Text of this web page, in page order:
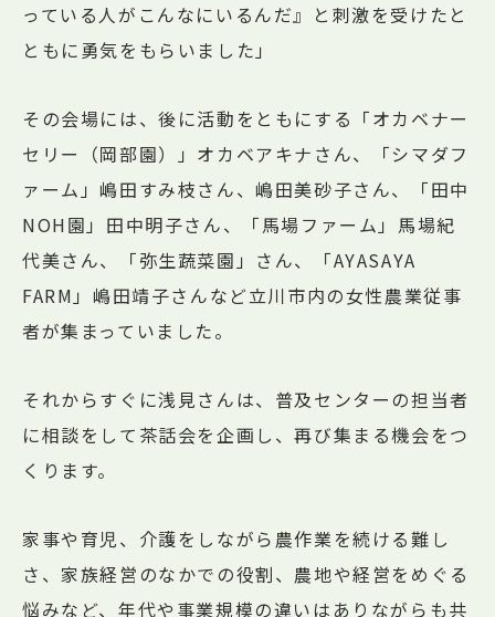
っている人がこんなにいるんだ』と刺激を受けたと
ともに勇気をもらいました」
その会場には、後に活動をともにする「オカベナー
セリー（岡部園）」オカベアキナさん、「シマダフ
ァーム」嶋田すみ枝さん、嶋田美砂子さん、「田中
NOH園」田中明子さん、「馬場ファーム」馬場紀
代美さん、「弥生蔬菜園」さん、「AYASAYA
FARM」嶋田靖子さんなど立川市内の女性農業従事
者が集まっていました。
それからすぐに浅見さんは、普及センターの担当者
に相談をして茶話会を企画し、再び集まる機会をつ
くります。
家事や育児、介護をしながら農作業を続ける難し
さ、家族経営のなかでの役割、農地や経営をめぐる
悩みなど、年代や事業規模の違いはありながらも共